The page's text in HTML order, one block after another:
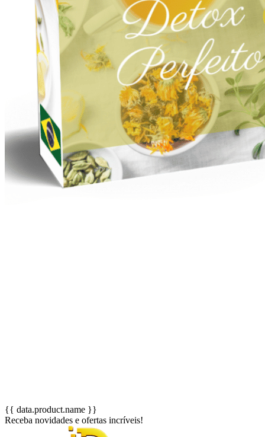
{{ data.product.name }}
Receba novidades e ofertas incríveis!